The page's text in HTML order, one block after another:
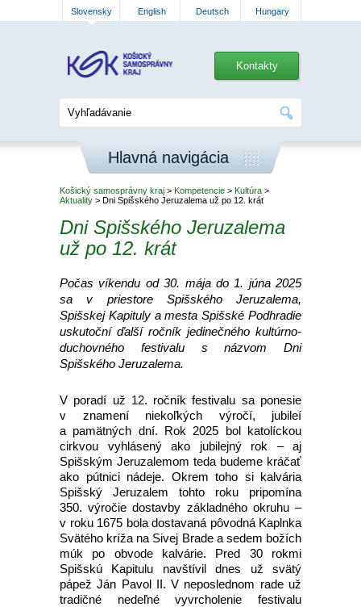
Slovensky English Deutsch Hungary
Kontakty
Hlavná navigácia
Košický samosprávny kraj > Kompetencie > Kultúra >
Aktuality > Dni Spišského Jeruzalema už po 12. krát
Dni Spišského Jeruzalema
už po 12. krát
Počas víkendu od 30. mája do 1. júna 2025
sa v priestore Spišského Jeruzalema,
Spišskej Kapituly a mesta Spišské Podhradie
uskutoční ďalší ročník jedinečného kultúrno-
duchovného festivalu s názvom Dni
Spišského Jeruzalema.
V poradí už 12. ročník festivalu sa ponesie
v znamení niekoľkých výročí, jubileí
a pamätných dní. Rok 2025 bol katolíckou
cirkvou vyhlásený ako jubilejný rok – aj
Spišským Jeruzalemom teda budeme kráčať
ako pútnici nádeje. Okrem toho si kalvária
Spišský Jeruzalem tohto roku pripomína
350. výročie dostavby základného okruhu –
v roku 1675 bola dostavaná pôvodná Kaplnka
Svätého kríža na Sivej Brade a sedem božích
múk po obvode kalvárie. Pred 30 rokmi
Spišskú Kapitulu navštívil dnes už svätý
pápež Ján Pavol II. V neposlednom rade už
tradičné nedeľné vyvrcholenie festivalu